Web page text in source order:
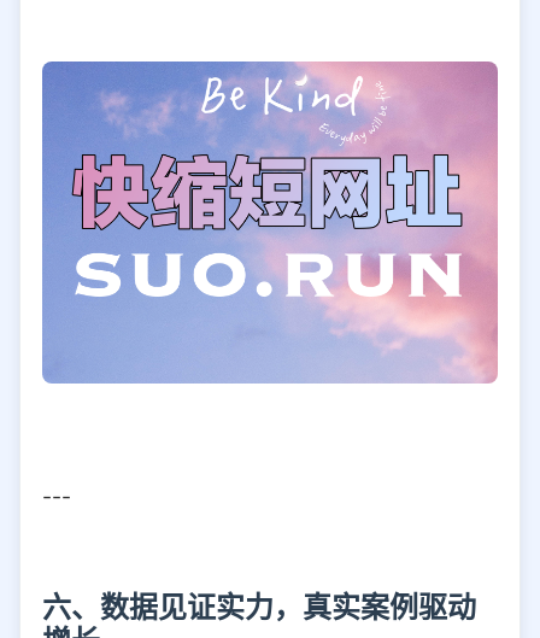
---
六、数据见证实力，真实案例驱动